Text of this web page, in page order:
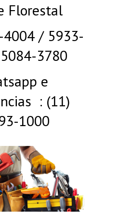
Florestal
4004 / 5933-
3780
e
: (11)
1000